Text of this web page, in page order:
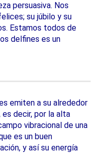
persuasiva. Nos
su júbilo y su
Estamos todos de
delfines es un
emiten a su alrededor
decir, por la alta
vibracional de una
es un buen
y así su energía